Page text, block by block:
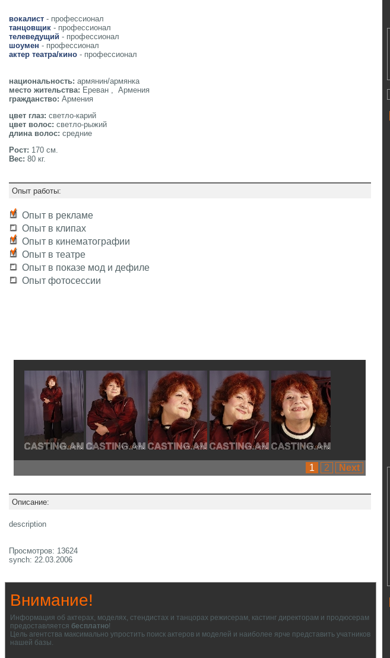
вокалист - профессионал
танцовщик - профессионал
телеведущий - профессионал
шоумен - профессионал
актер театра/кино - профессионал
национальность: армянин/армянка
место жительства: Ереван , Армения
гражданство: Армения
цвет глаз: светло-карий
цвет волос: светло-рыжий
длина волос: средние
Рост: 170 см.
Вес: 80 кг.
Опыт работы:
Опыт в рекламе
Опыт в клипах
Опыт в кинематографии
Опыт в театре
Опыт в показе мод и дефиле
Опыт фотосессии
1 2 Next
Описание:
description
Просмотров: 13624
synch: 22.03.2006
Внимание!
Информация об актерах, моделях, стендистах и танцорах режисерам, кастинг директорам и продюсерам
предоставляется бесплатно!
Цель агентства максимально упростить поиск актеров и моделей и наиболее ярче представить учатников
нашей базы.